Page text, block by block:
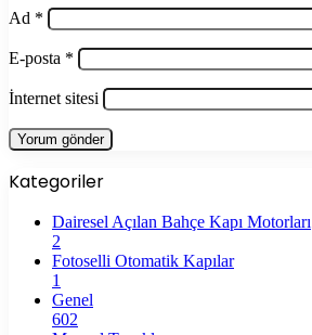
Ad *
E-posta *
İnternet sitesi
Kategoriler
Dairesel Açılan Bahçe Kapı Motorları
2
Fotoselli Otomatik Kapılar
1
Genel
602